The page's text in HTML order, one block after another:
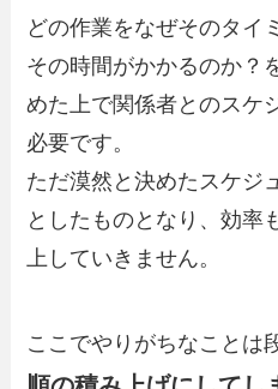
どの作業をなぜそのタイ
その時間がかかるのか？
めた上で関係者とのスケ
必要です。
ただ漠然と決めたスケジ
としたものとなり、効率
上していきません。
ここでやりがちなことは